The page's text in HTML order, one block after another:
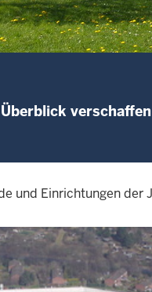
und Einrichtungen